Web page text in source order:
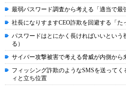
最弱パスワード調査から考える「適当で最
社長になりすますCEO詐欺を回避する「た
パスワードはとにかく長ければいいという
る）
サイバー攻撃被害で考える脅威が内側から
フィッシング詐欺のようなSMSを送って
ィと立ち位置